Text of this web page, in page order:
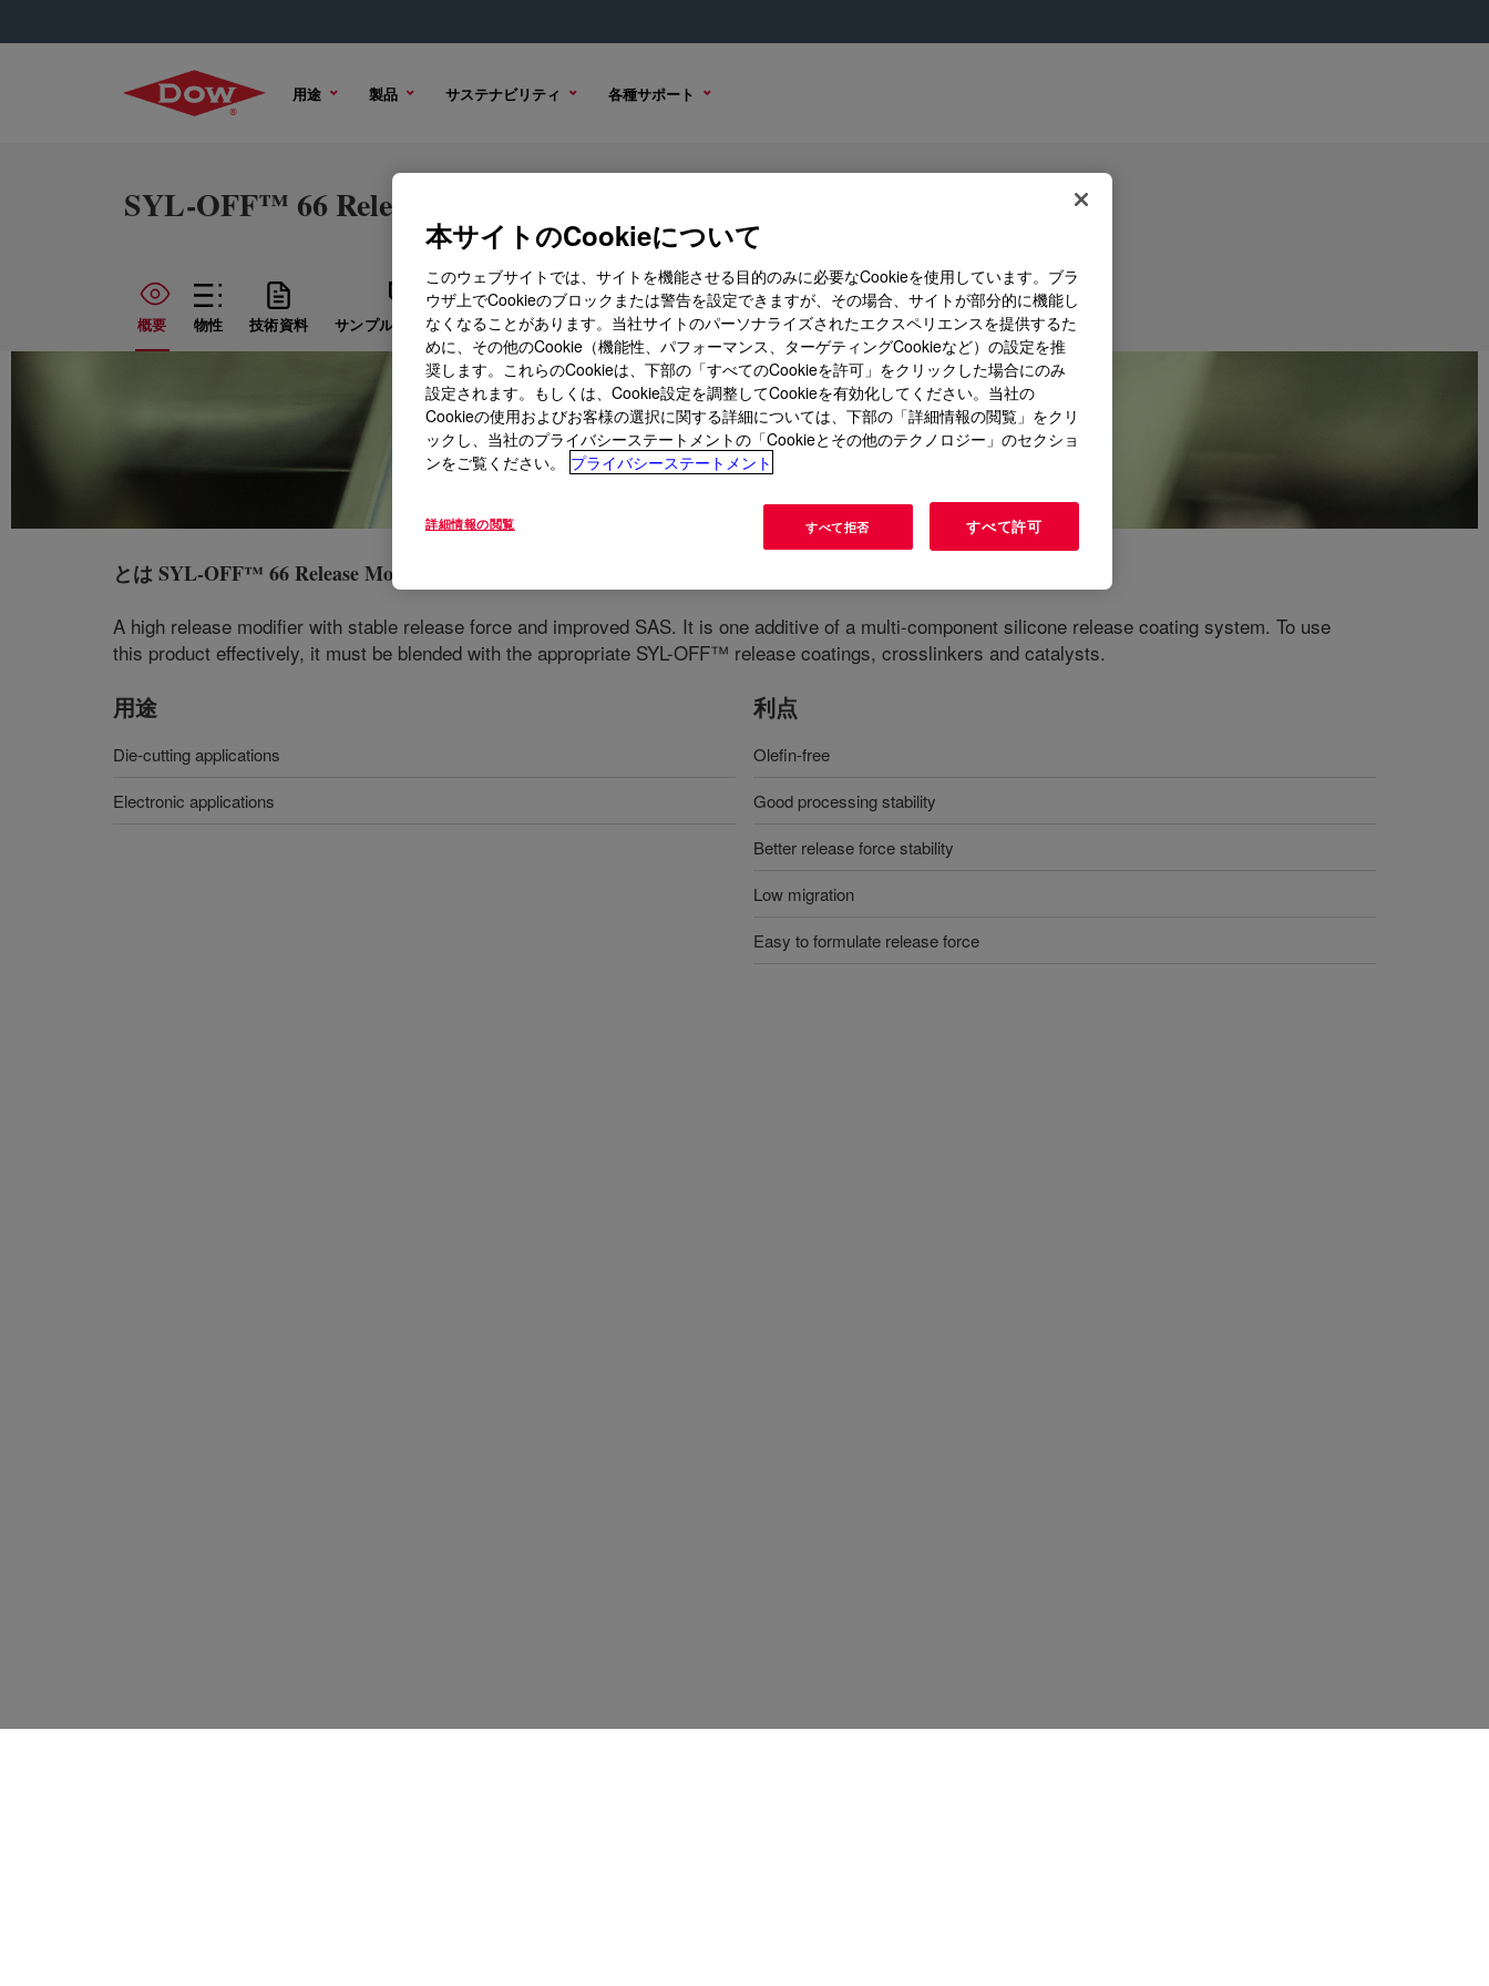
用途 製品 サステナビリティ 各種サポート
SYL-OFF™ 66 Release Modifier
概要 物性 技術資料 サンプル オプション 購入オプション
とはSYL-OFF™ 66 Release Modifier
A high release modifier with stable release force and improved SAS. It is one additive of a multi-component silicone release coating system. To use
this product effectively, it must be blended with the appropriate SYL-OFF™ release coatings, crosslinkers and catalysts.
用途
Die-cutting applications
Electronic applications
利点
Olefin-free
Good processing stability
Better release force stability
Low migration
Easy to formulate release force
本サイトのCookieについて
このウェブサイトでは、サイトを機能させる目的のみに必要なCookieを使用しています。ブラ
ウザ上でCookieのブロックまたは警告を設定できますが、その場合、サイトが部分的に機能し
なくなることがあります。当社サイトのパーソナライズされたエクスペリエンスを提供するた
めに、その他のCookie（機能性、パフォーマンス、ターゲティングCookieなど）の設定を推
奨します。これらのCookieは、下部の「すべてのCookieを許可」をクリックした場合にのみ
設定されます。もしくは、Cookie設定を調整してCookieを有効化してください。当社の
Cookieの使用およびお客様の選択に関する詳細については、下部の「詳細情報の閲覧」をクリ
ックし、当社のプライバシーステートメントの「Cookieとその他のテクノロジー」のセクショ
ンをご覧ください。
プライバシーステートメント
詳細情報の閲覧 すべて拒否 すべて許可